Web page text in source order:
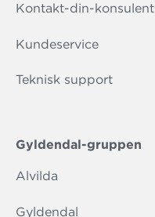
Kontakt-din-konsulent
Kundeservice
Teknisk support
Gyldendal-gruppen
Alvilda
Gyldendal